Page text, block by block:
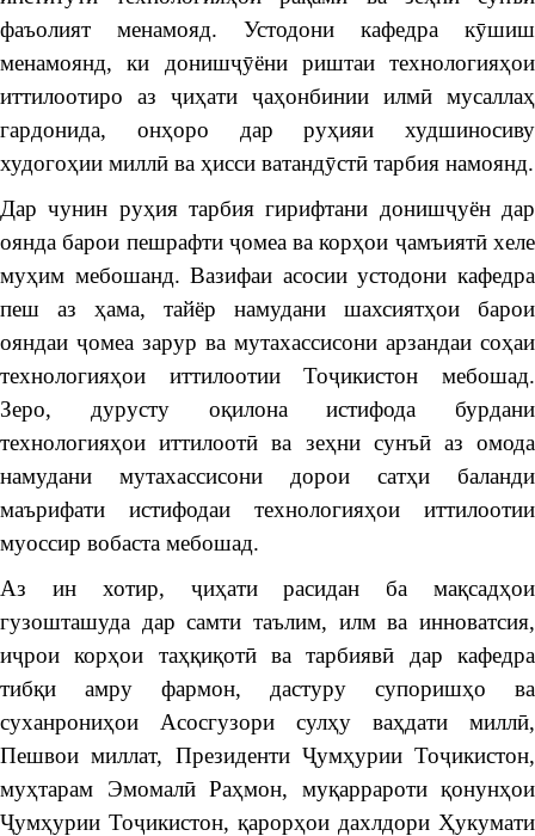
фаъолият менамояд. Устодони кафедра кӯшиш
менамоянд, ки донишҷӯёни риштаи технологияҳои
иттилоотиро аз ҷиҳати ҷаҳонбинии илмӣ мусаллаҳ
гардонида, онҳоро дар руҳияи худшиносиву
худогоҳии миллӣ ва ҳисси ватандӯстӣ тарбия намоянд.
Дар чунин руҳия тарбия гирифтани донишҷуён дар
оянда барои пешрафти ҷомеа ва корҳои ҷамъиятӣ хеле
муҳим мебошанд. Вазифаи асосии устодони кафедра
пеш аз ҳама, тайёр намудани шахсиятҳои барои
ояндаи ҷомеа зарур ва мутахассисони арзандаи соҳаи
технологияҳои иттилоотии Тоҷикистон мебошад.
Зеро, дурусту оқилона истифода бурдани
технологияҳои иттилоотӣ ва зеҳни сунъӣ аз омода
намудани мутахассисони дорои сатҳи баланди
маърифати истифодаи технологияҳои иттилоотии
муоссир вобаста мебошад.
Аз ин хотир, ҷиҳати расидан ба мақсадҳои
гузошташуда дар самти таълим, илм ва инноватсия,
иҷрои корҳои таҳқиқотӣ ва тарбиявӣ дар кафедра
тибқи амру фармон, дастуру супоришҳо ва
суханрониҳои Асосгузори сулҳу ваҳдати миллӣ,
Пешвои миллат, Президенти Ҷумҳурии Тоҷикистон,
муҳтарам Эмомалӣ Раҳмон, муқаррароти қонунҳои
Ҷумҳурии Тоҷикистон, қарорҳои дахлдори Ҳукумати